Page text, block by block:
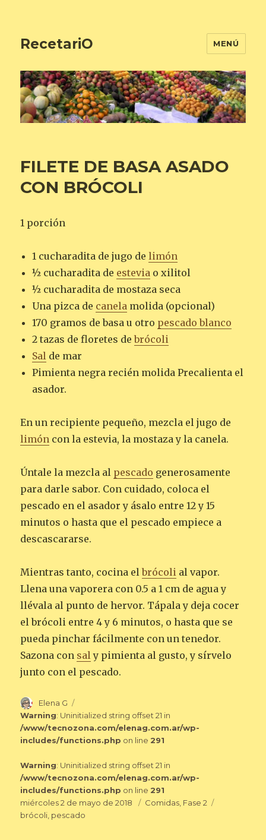
RecetariO MENÚ
FILETE DE BASA ASADO
CON BRÓCOLI
1 porción
1 cucharadita de jugo delimón
½ cucharadita de estevia o xilitol
½ cucharadita de mostaza seca
Una pizca de canela molida (opcional)
170 gramos de basa u otro pescado blanco
2 tazas de floretes debrócoli
Sal de mar
Pimienta negra recién molida Precalienta el
asador.
En un recipiente pequeño, mezcla el jugo de
limón con la estevia, la mostaza y la canela.
Úntale la mezcla al pescado generosamente
para darle sabor. Con cuidado, coloca el
pescado en el asador y ásalo entre 12 y 15
minutos o hasta que el pescado empiece a
descascararse.
Mientras tanto, cocina elbrócoli al vapor.
Llena una vaporera con 0.5 a 1 cm de agua y
llévala al punto de hervor. Tápala y deja cocer
el brócoli entre 4 y 6 minutos, o hasta que se
pueda pinchar fácilmente con un tenedor.
Sazona con saly pimienta al gusto, y sírvelo
junto con el pescado.
Autor
Elena G
Warning: Uninitialized string offset 21 in
/www/tecnozona.com/elenag.com.ar/wp-
includes/functions.php on line 291
Warning: Uninitialized string offset 21 in
/www/tecnozona.com/elenag.com.ar/wp-
includes/functions.php on line 291
Publicado
el
miércoles 2 de mayo de 2018 Categorías
Comidas, Fase 2
brócoli, pescado